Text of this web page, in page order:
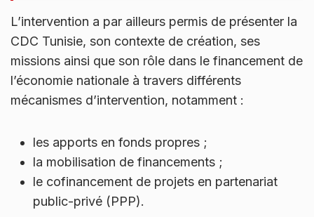
L’intervention a par ailleurs permis de présenter la
CDC Tunisie, son contexte de création, ses
missions ainsi que son rôle dans le financement de
l’économie nationale à travers différents
mécanismes d’intervention, notamment :
les apports en fonds propres ;
la mobilisation de financements ;
le cofinancement de projets en partenariat
public-privé (PPP).